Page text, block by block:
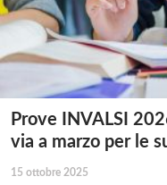
Prove INVALSI
via a marzo per le
15 ottobre 2025